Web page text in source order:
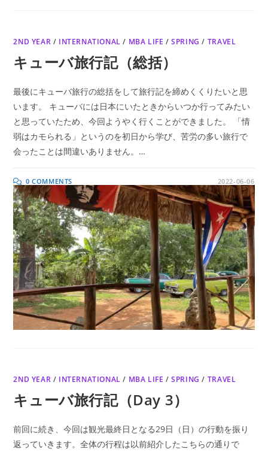
2ND YEAR / INTERNATIONAL / MBA LIFE /SPRING / TRAVEL
キューバ旅行記（総括）
最後にキューバ旅行の総括をして旅行記を締めくくりたいと思
います。 キューバには日本にいたときからいつか行ってみたい
と思っていたため、今回ようやく行くことができました。 「情
弱はカモられる」というのを初日から学び、苦労の多い旅行で
会ったことは間違いありません。…
0 COMMENTS 2022-06-06
2ND YEAR / INTERNATIONAL / MBA LIFE /SPRING / TRAVEL
キューバ旅行記（Day 3）
前回に続き、今回は観光最終日となる29日（日）の行動を振り
返っていきます。全体の行程は以前紹介したこちらの通りで